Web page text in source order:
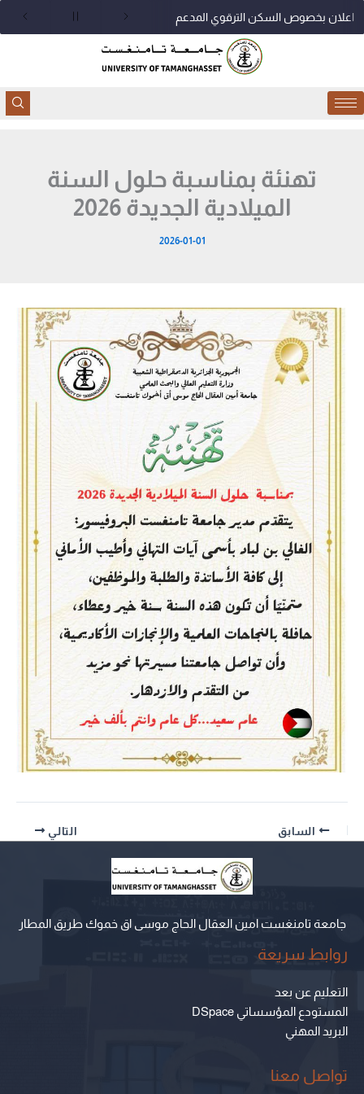
اعلان بخصوص السكن الترقوي المدعم
تهنئة بمناسبة حلول السنة
الميلادية الجديدة 2026
2026-01-01
السابق التالي
جامعة تامنغست امين العقال الحاج موسى اق خموك طريق المطار
روابط سريعة
التعليم عن بعد
المستودع المؤسساتي DSpace
البريد المهني
تواصل معنا